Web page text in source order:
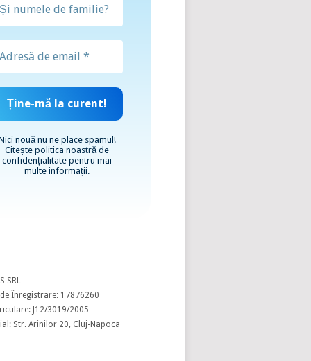
nouă nu ne place spamul!
Citește politica noastră de
confidențialitate pentru mai
multe informații.
SRL
Înregistrare: 17876260
J12/3019/2005
Str. Arinilor 20, Cluj-Napoca